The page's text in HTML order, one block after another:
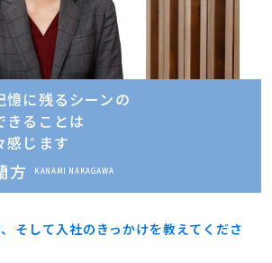
憶に残るシーンの
きることは
感じます
方 KANAMI NAKAGAWA
そして入社のきっかけを教えてくださ